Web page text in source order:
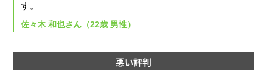
す。
佐々木 和也さん（22歳 男性）
悪い評判